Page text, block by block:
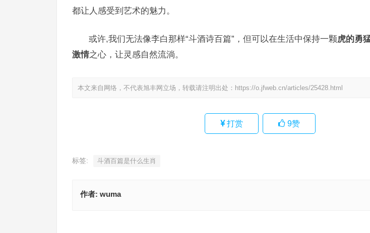
都让人感受到艺术的魅力。
或许,我们无法像李白那样“斗酒诗百篇”，但可以在生活中保持一颗虎的勇
激情之心，让灵感自然流淌。
本文来自网络，不代表旭丰网立场，转载请注明出处： https://o.jfweb.cn/articles/25428.html
打赏 9赞
标签: 斗酒百篇是什么生肖
作者: wuma